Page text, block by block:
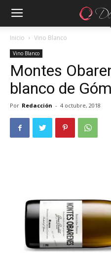
Inicio Vino Blanco
Vino Blanco
Montes
blanco de
Por Redacción - 4 octubre, 2018